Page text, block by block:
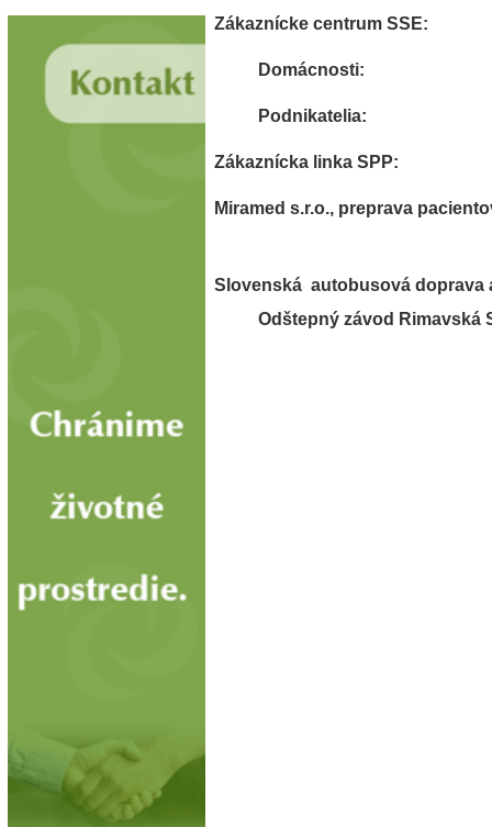
Zákaznícke centrum SSE:
Domácnosti:
Podnikatelia:
Zákaznícka linka SPP:
Miramed s.r.o., preprava
Slovenská autobusová doprava
Odštepný závod Rimavská